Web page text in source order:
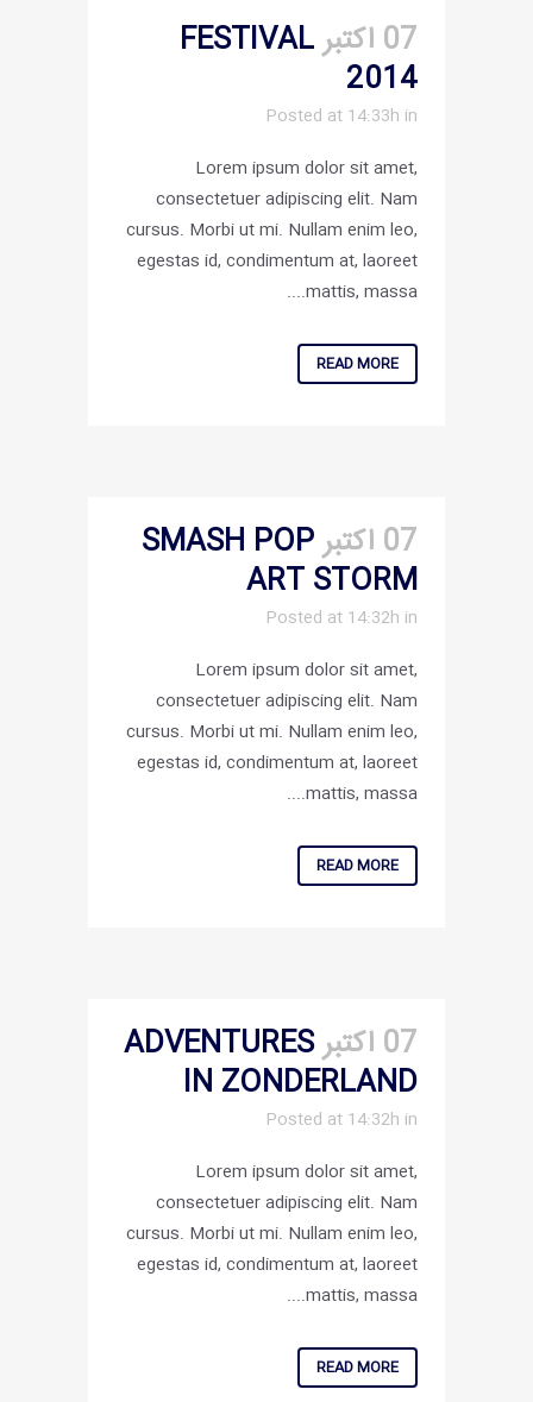
07 اکتبر
FESTIVAL
2014
Posted at 14:33h in
Lorem ipsum dolor sit amet,
consectetuer adipiscing elit. Nam
cursus. Morbi ut mi. Nullam enim leo,
egestas id, condimentum at, laoreet
mattis, massa....
READ MORE
07 اکتبر
SMASH POP
ART STORM
Posted at 14:32h in
Lorem ipsum dolor sit amet,
consectetuer adipiscing elit. Nam
cursus. Morbi ut mi. Nullam enim leo,
egestas id, condimentum at, laoreet
mattis, massa....
READ MORE
07 اکتبر
ADVENTURES
IN ZONDERLAND
Posted at 14:32h in
Lorem ipsum dolor sit amet,
consectetuer adipiscing elit. Nam
cursus. Morbi ut mi. Nullam enim leo,
egestas id, condimentum at, laoreet
mattis, massa....
READ MORE